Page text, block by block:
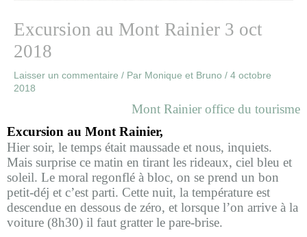
Excursion au Mont Rainier 3 oct
2018
Laisser un commentaire / Par Monique et Bruno / 4 octobre
2018
Mont Rainier office du tourisme
Excursion au Mont Rainier,
Hier soir, le temps était maussade et nous, inquiets.
Mais surprise ce matin en tirant les rideaux, ciel bleu et
soleil. Le moral regonflé à bloc, on se prend un bon
petit-déj et c’est parti. Cette nuit, la température est
descendue en dessous de zéro, et lorsque l’on arrive à la
voiture (8h30) il faut gratter le pare-brise.